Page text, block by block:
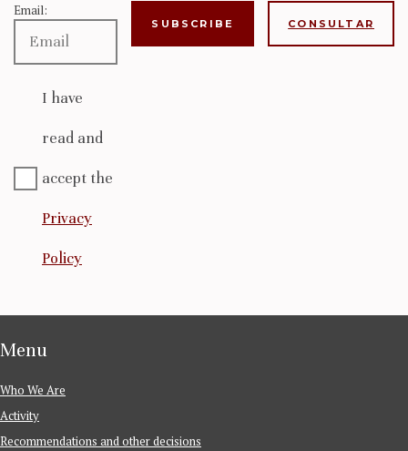
Email:
I have
read and
accept the
Privacy
Policy
CONSULTAR
Menu
Who We Are
Activity
Recommendations and other decisions